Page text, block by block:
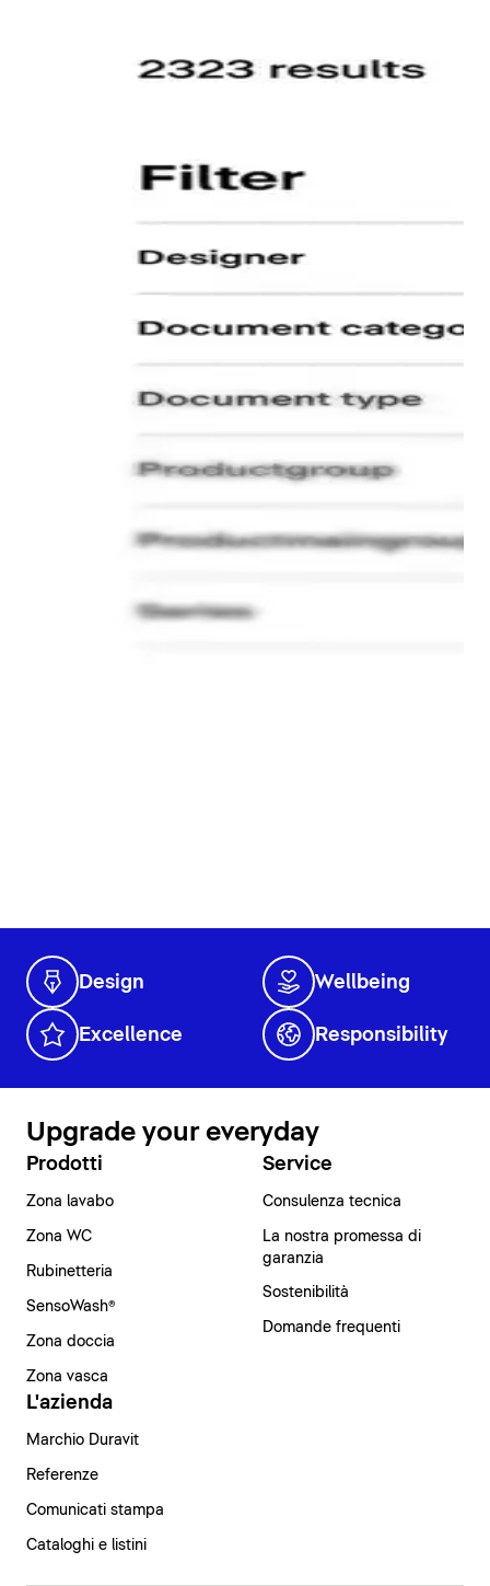
Design Wellbeing
Excellence Responsibility
Upgrade your everyday
Prodotti
Zona lavabo
Zona WC
Rubinetteria
SensoWash®
Zona doccia
Zona vasca
Service
Consulenza tecnica
La nostra promessa di
garanzia
Sostenibilità
Domande frequenti
L'azienda
Marchio Duravit
Referenze
Comunicati stampa
Cataloghi e listini